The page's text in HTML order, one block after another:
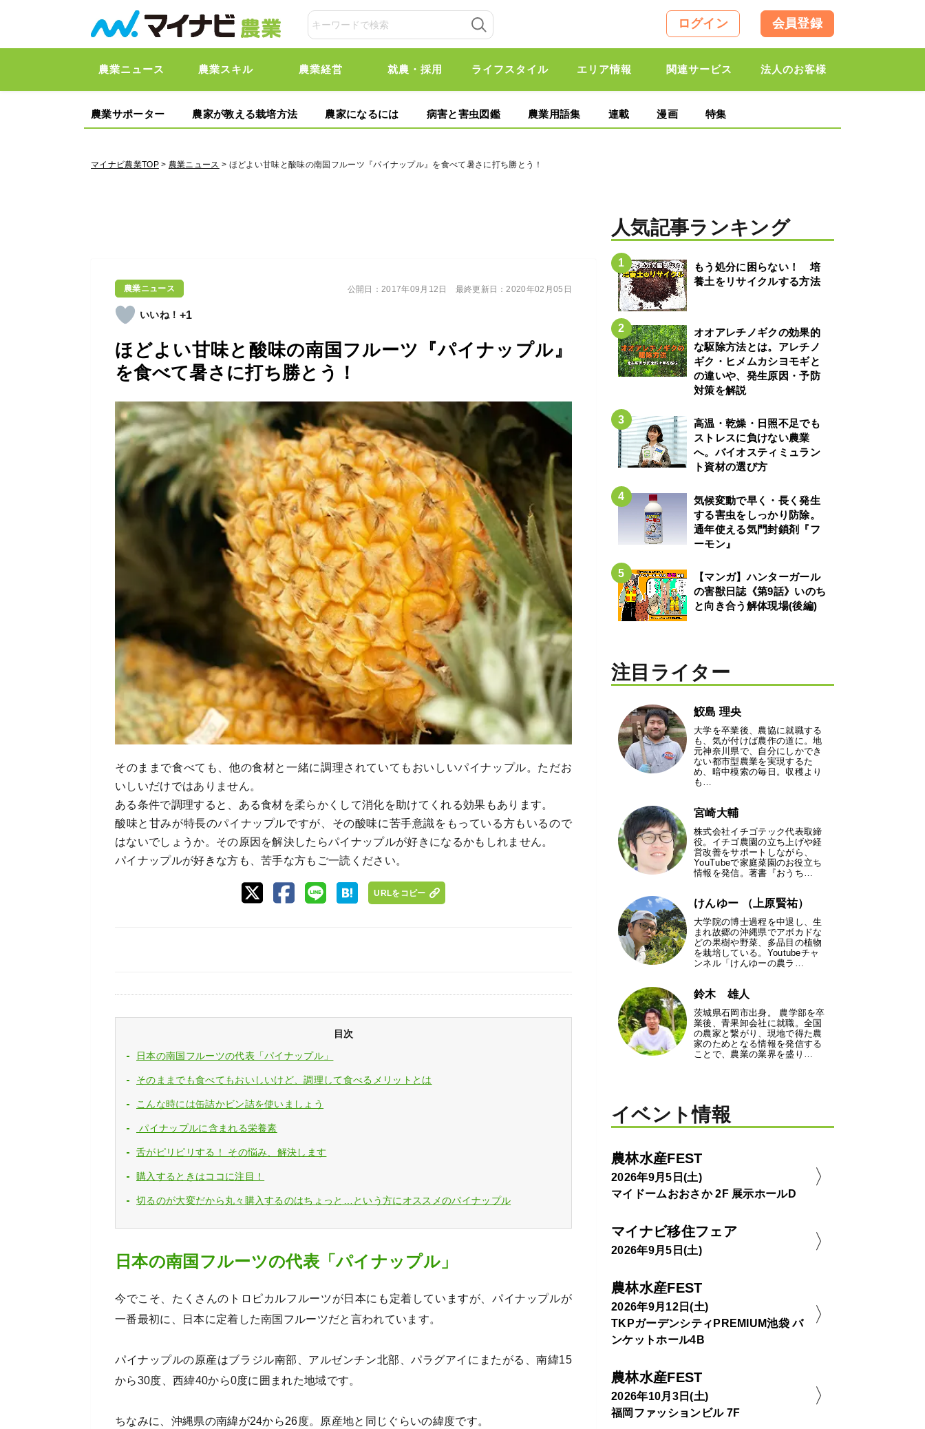
ログイン 会員登録
農業ニュース 農業スキル 農業経営 就農・採用 ライフスタイル エリア情報 関連サービス 法人のお客様
農業サポーター 農家が教える栽培方法 農家になるには 病害と害虫図鑑 農業用語集 連載 漫画 特集
マイナビ農業TOP> 農業ニュース > ほどよい甘味と酸味の南国フルーツ『パイナップル』を食べて暑さに打ち勝とう！
農業ニュース
+1
ほどよい甘味と酸味の南国フルーツ『パイナップル』
を食べて暑さに打ち勝とう！
公開日：2017年09月12日 最終更新日：2020年02月05日
そのままで食べても、他の食材と一緒に調理されていてもおいしいパイナップル。ただお
いしいだけではありません。
ある条件で調理すると、ある食材を柔らかくして消化を助けてくれる効果もあります。
酸味と甘みが特長のパイナップルですが、その酸味に苦手意識をもっている方もいるので
はないでしょうか。その原因を解決したらパイナップルが好きになるかもしれません。
パイナップルが好きな方も、苦手な方もご一読ください。
URLをコピー
目次
日本の南国フルーツの代表「パイナップル」
そのままでも食べてもおいしいけど、調理して食べるメリットとは
こんな時には缶詰かビン詰を使いましょう
パイナップルに含まれる栄養素
舌がピリピリする！ その悩み、解決します
購入するときはココに注目！
切るのが大変だから丸々購入するのはちょっと…という方にオススメのパイナップル
日本の南国フルーツの代表「パイナップル」
今でこそ、たくさんのトロピカルフルーツが日本にも定着していますが、パイナップルが
一番最初に、日本に定着した南国フルーツだと言われています。
パイナップルの原産はブラジル南部、アルゼンチン北部、パラグアイにまたがる、南緯15
から30度、西緯40から0度に囲まれた地域です。
ちなみに、沖縄県の南緯が24から26度。原産地と同じぐらいの緯度です。
人気記事ランキング
もう処分に困らない！ 培
養土をリサイクルする方法
オオアレチノギクの効果的
な駆除方法とは。アレチノ
ギク・ヒメムカシヨモギと
の違いや、発生原因・予防
対策を解説
高温・乾燥・日照不足でも
ストレスに負けない農業
へ。バイオスティミュラン
ト資材の選び方
気候変動で早く・長く発生
する害虫をしっかり防除。
通年使える気門封鎖剤『フ
ーモン』
【マンガ】ハンターガール
の害獣日誌《第9話》いのち
と向き合う解体現場(後編)
注目ライター
鮫島 理央
大学を卒業後、農協に就職する
も、気が付けば農作の道に。地
元神奈川県で、自分にしかでき
ない都市型農業を実現するた
め、暗中模索の毎日。収穫より
も…
宮崎大輔
株式会社イチゴテック代表取締
役。イチゴ農園の立ち上げや経
営改善をサポートしながら、
YouTubeで家庭菜園のお役立ち
情報を発信。著書『おうち…
けんゆー （上原賢祐）
大学院の博士過程を中退し、生
まれ故郷の沖縄県でアボカドな
どの果樹や野菜、多品目の植物
を栽培している。Youtubeチャ
ンネル「けんゆーの農ラ…
鈴木 雄人
茨城県石岡市出身。 農学部を卒
業後、青果卸会社に就職。全国
の農家と繋がり、現地で得た農
家のためとなる情報を発信する
ことで、農業の業界を盛り…
イベント情報
農林水産FEST
2026年9月5日(土)
マイドームおおさか 2F 展示ホールD
マイナビ移住フェア
2026年9月5日(土)
農林水産FEST
2026年9月12日(土)
TKPガーデンシティPREMIUM池袋 バ
ンケットホール4B
農林水産FEST
2026年10月3日(土)
福岡ファッションビル 7F